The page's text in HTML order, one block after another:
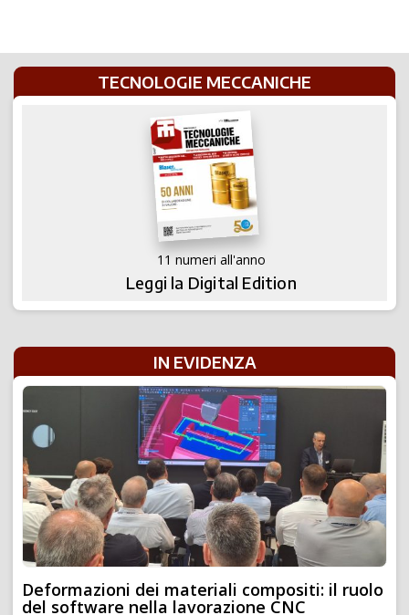
TECNOLOGIE MECCANICHE
11 numeri all'anno
Leggi la Digital Edition
IN EVIDENZA
Deformazioni dei materiali compositi: il ruolo
del software nella lavorazione CNC